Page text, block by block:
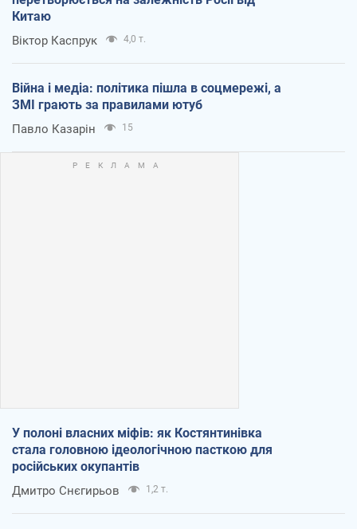
Китаю
Віктор Каспрук 4,0 т.
Війна і медіа: політика пішла в соцмережі, а
ЗМІ грають за правилами ютуб
Павло Казарін 15
У полоні власних міфів: як Костянтинівка
стала головною ідеологічною пасткою для
російських окупантів
Дмитро Снєгирьов 1,2 т.